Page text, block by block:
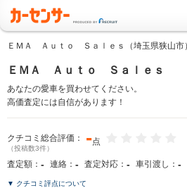
ＥＭＡ Ａｕｔｏ Ｓａｌｅｓ（埼玉県狭山市
ＥＭＡ Ａｕｔｏ Ｓａｌｅｓ
あなたの愛車を買わせてください。
高価査定には自信があります！
クチコミ総合評価： -点
（投稿数3件）
査定額： - 連絡： - 査定対応： - 車引渡し： -
▼ クチコミ評点について